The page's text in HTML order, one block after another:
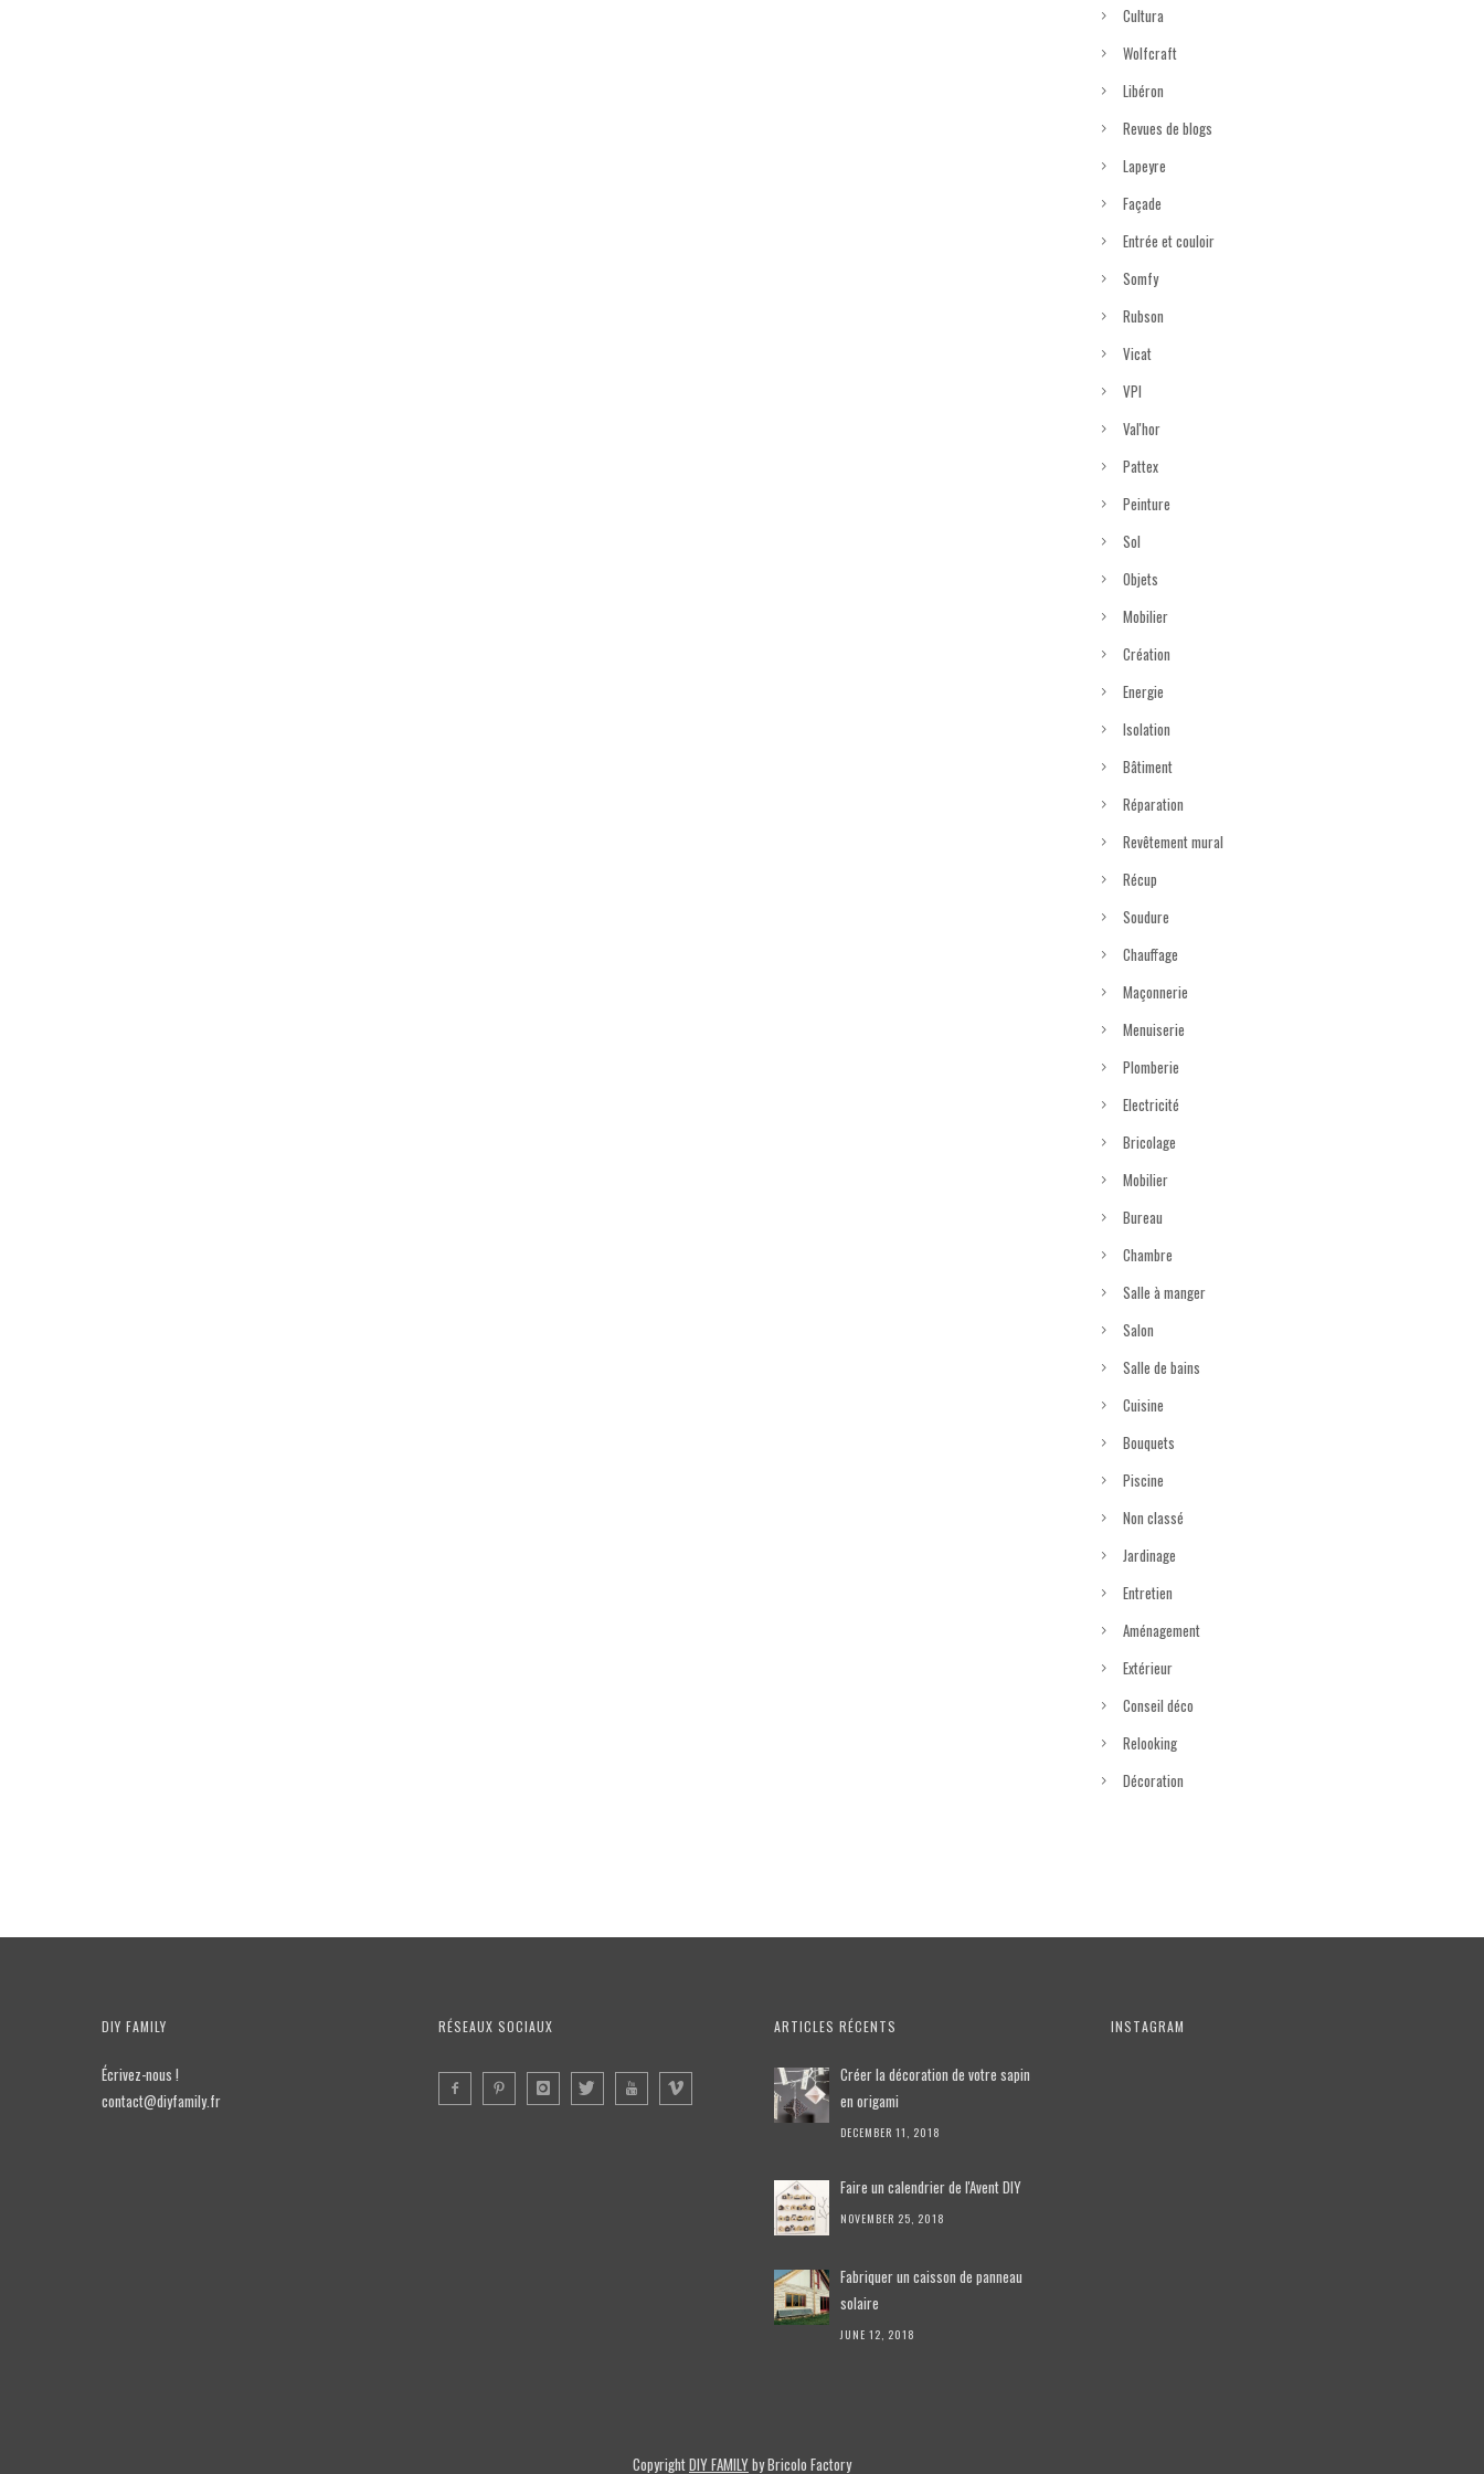
Cultura
Wolfcraft
Libéron
Revues de blogs
Lapeyre
Façade
Entrée et couloir
Somfy
Rubson
Vicat
VPI
Val'hor
Pattex
Peinture
Sol
Objets
Mobilier
Création
Energie
Isolation
Bâtiment
Réparation
Revêtement mural
Récup
Soudure
Chauffage
Maçonnerie
Menuiserie
Plomberie
Electricité
Bricolage
Mobilier
Bureau
Chambre
Salle à manger
Salon
Salle de bains
Cuisine
Bouquets
Piscine
Non classé
Jardinage
Entretien
Aménagement
Extérieur
Conseil déco
Relooking
Décoration
DIY FAMILY
Écrivez-nous !
contact@diyfamily.fr
RÉSEAUX SOCIAUX ARTICLES RÉCENTS
Créer la décoration de votre sapin
en origami
DECEMBER 11, 2018
Faire un calendrier de l'Avent DIY
NOVEMBER 25, 2018
Fabriquer un caisson de panneau
solaire
JUNE 12, 2018
INSTAGRAM
CopyrightDIY FAMILYby Bricolo Factory